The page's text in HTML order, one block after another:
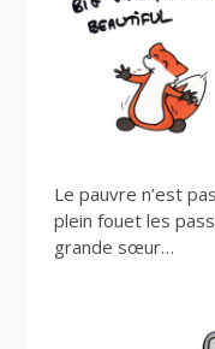
Le pauvre n’est
plein fouet les
grande sœur…